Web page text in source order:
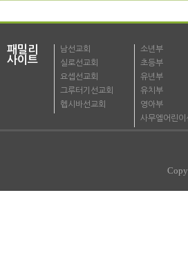
패밀리
사이트
남선교회
실로선교회
요셉선교회
그루터기선교회
헵시바선교회
소년부
초등부
유년부
유치부
영아부
사무엘어린이